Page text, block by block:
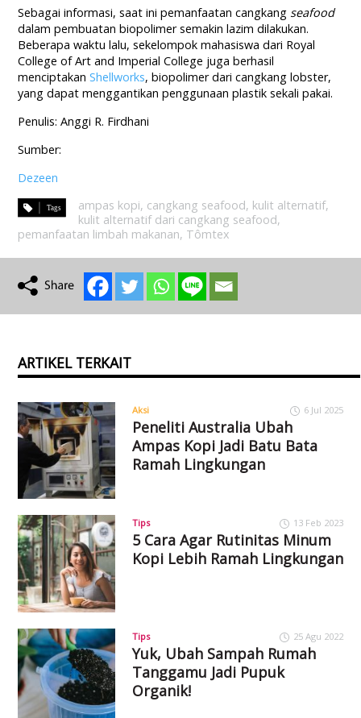
Sebagai informasi, saat ini pemanfaatan cangkang seafood
dalam pembuatan biopolimer semakin lazim dilakukan.
Beberapa waktu lalu, sekelompok mahasiswa dari Royal
College of Art and Imperial College juga berhasil
menciptakanShellworks, biopolimer dari cangkang lobster,
yang dapat menggantikan penggunaan plastik sekali pakai.
Penulis: Anggi R. Firdhani
Sumber:
Dezeen
ampas kopi, cangkang seafood, kulit alternatif,
kulit alternatif dari cangkang seafood,
pemanfaatan limbah makanan, Tômtex
ARTIKEL TERKAIT
Aksi 6 Jul 2025
Peneliti Australia Ubah
Ampas Kopi Jadi Batu Bata
Ramah Lingkungan
Tips 13 Feb 2023
5 Cara Agar Rutinitas Minum
Kopi Lebih Ramah Lingkungan
Tips 25 Agu 2022
Yuk, Ubah Sampah Rumah
Tanggamu Jadi Pupuk
Organik!